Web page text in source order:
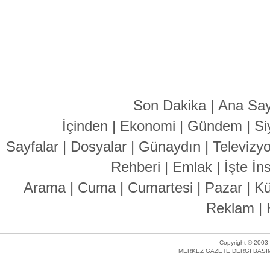
Son Dakika| Ana
İçinden | Ekonomi | Gündem |
Sayfalar | Dosyalar | Günaydın |
Rehberi | Emlak| İşte
Arama| Cuma| Cumartesi | Pazar |
Reklam |
Copyright © 2003-
MERKEZ GAZETE DERGİ